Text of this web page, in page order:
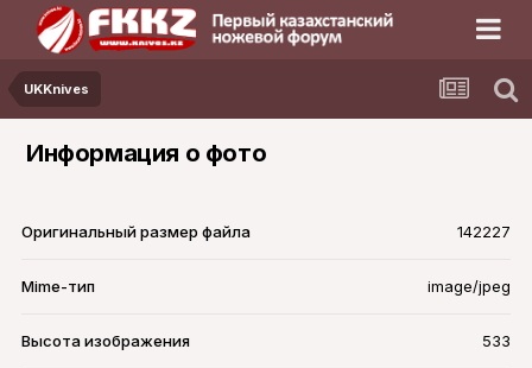
UKKnives
Информация о фото
Оригинальный размер файла 142227
Mime-тип image/jpeg
Высота изображения 533